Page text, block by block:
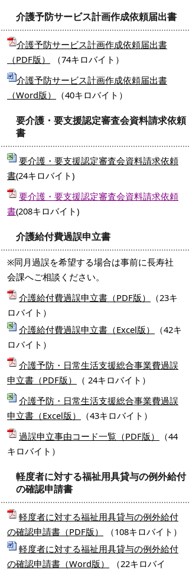
介護予防サービス計画作成依頼届出書
介護予防サービス計画作成依頼届出書
（PDF版）
（74キロバイト）
介護予防サービス計画作成依頼届出書
（Word版）
（40キロバイト）
要介護・要支援認定審査会資料請求依頼
書
要介護・要支援認定審査会資料請求依頼
書(24キロバイト)
要介護・要支援認定審査会資料請求依頼
書(208キロバイト)
介護給付費過誤申立書
※同月過誤を希望する場合は事前に長寿社
会課へご相談ください。
介護給付費過誤申立書（PDF版）
（23キ
ロバイト）
介護給付費過誤申立書（Excel版）
（42キ
ロバイト）
介護予防・日常生活支援総合事業費過誤
申立書（PDF版）
（ 24キロバイト）
介護予防・日常生活支援総合事業費過誤
申立書（Excel版）
（43キロバイト）
過誤申立事由コード一覧（PDF版）
（44
キロバイト）
軽度者に対する福祉用具貸与の例外給付
の確認申請書
軽度者に対する福祉用具貸与の例外給付
の確認申請書（PDF版）
（108キロバイト）
軽度者に対する福祉用具貸与の例外給付
の確認申請書（Word版）
（22キロバイ